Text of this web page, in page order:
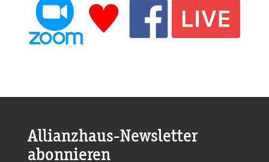
Allianzhaus-Newsletter
abonnieren